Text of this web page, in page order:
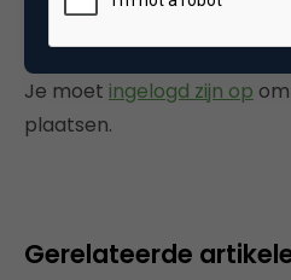
Je moet ingelogd zijn op
plaatsen.
Gerelateerde